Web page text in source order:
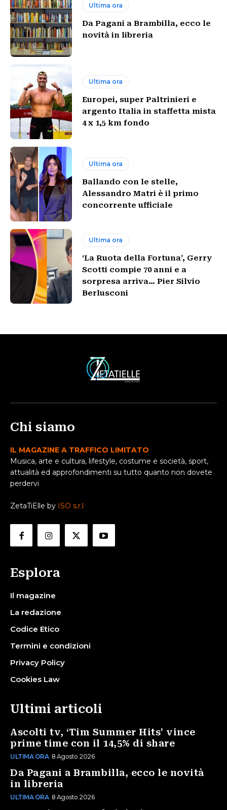
Ultima ora
Da Pagani a Brambilla, ecco le
novità in libreria
Ultima ora
Europei, super Paltrinieri e
argento Italia in staffetta mista
4 x 1,5 km fondo
Ultima ora
Ballando con le stelle,
Alessandro Matri è il primo
concorrente ufficiale
Ultima ora
‘La Ruota della Fortuna’, Gerry
Scotti compie 70 anni e a
sorpresa arriva… Pier Silvio
Berlusconi
Chi siamo
IL MAGAZINE A TRAFFICO LIMITATO
Musica, arte e cultura, lifestyle, costume e società, sport,
attualità ed approfondimenti su tutto quanto non dovete
perdervi
ZetaTiElle by ISO s.r.l
Esplora
Il magazine
La redazione
Codice Etico
Termini e condizioni
Privacy Policy
Cookies Law
Ultimi articoli
Ascolti tv, ‘Tim Summer Hits’ vince
prime time con il 14,5% di share
ULTIMA ORA 8 Agosto 2026
Da Pagani a Brambilla, ecco le novità
in libreria
ULTIMA ORA 8 Agosto 2026